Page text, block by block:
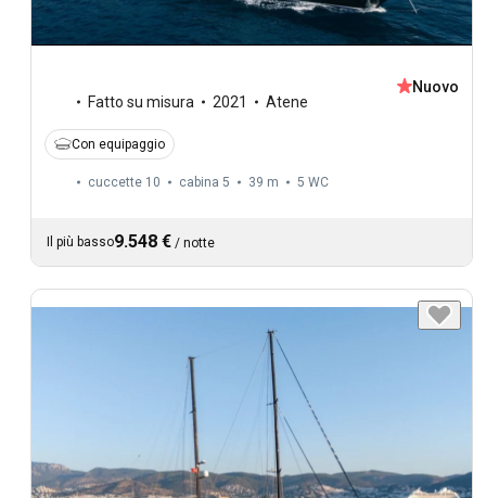
Fatto su misura 2021 Atene
Nuovo
Con equipaggio
cuccette 10 cabina 5 39 m 5 WC
Il più basso9.548 € / notte